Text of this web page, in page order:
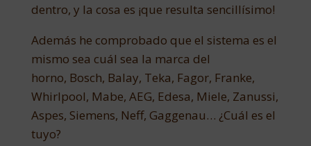
dentro, y la cosa es ¡que resulta sencillísimo!
Además he comprobado que el sistema es el
mismo sea cuál sea la marca del
horno, Bosch, Balay, Teka, Fagor, Franke,
Whirlpool, Mabe, AEG, Edesa, Miele, Zanussi,
Aspes, Siemens, Neff, Gaggenau… ¿Cuál es el
tuyo?